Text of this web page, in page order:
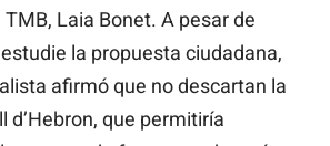
Laia Bonet. A pesar de
la propuesta ciudadana,
afirmó que no descartan la
d’Hebron, que permitiría